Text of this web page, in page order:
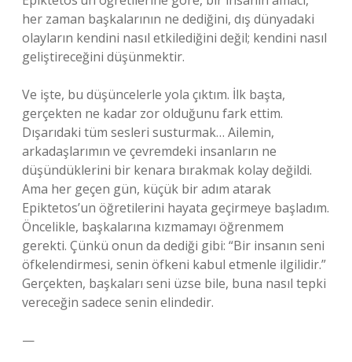
her zaman başkalarının ne dediğini, dış dünyadaki
olayların kendini nasıl etkilediğini değil; kendini nasıl
geliştireceğini düşünmektir.
Ve işte, bu düşüncelerle yola çıktım. İlk başta,
gerçekten ne kadar zor olduğunu fark ettim.
Dışarıdaki tüm sesleri susturmak… Ailemin,
arkadaşlarımın ve çevremdeki insanların ne
düşündüklerini bir kenara bırakmak kolay değildi.
Ama her geçen gün, küçük bir adım atarak
Epiktetos’un öğretilerini hayata geçirmeye başladım.
Öncelikle, başkalarına kızmamayı öğrenmem
gerekti. Çünkü onun da dediği gibi: “Bir insanın seni
öfkelendirmesi, senin öfkeni kabul etmenle ilgilidir.”
Gerçekten, başkaları seni üzse bile, buna nasıl tepki
vereceğin sadece senin elindedir.
—